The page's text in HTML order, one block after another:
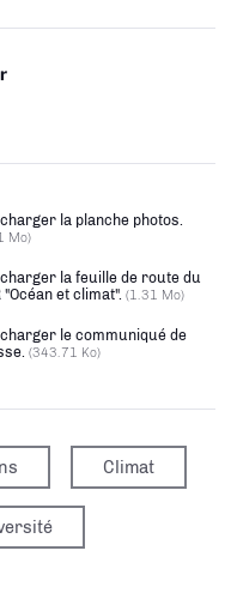
la planche photos.
Mo)
la feuille de route du
"Océan et climat". (1.31 Mo)
le communiqué de
(343.71 Ko)
Climat